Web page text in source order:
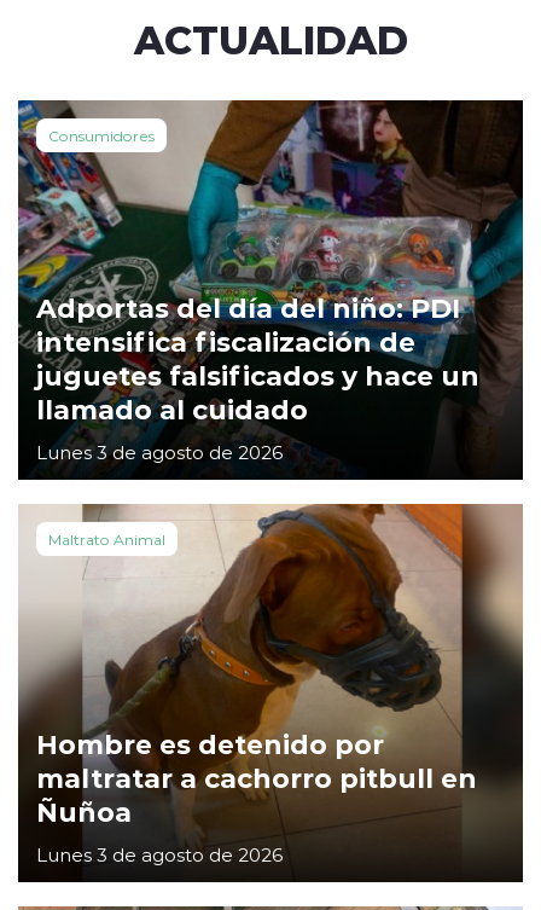
ACTUALIDAD
Consumidores
Adportas del día del niño: PDI
intensifica fiscalización de
juguetes falsificados y hace un
llamado al cuidado
Lunes 3 de agosto de 2026
Maltrato Animal
Hombre es detenido por
maltratar a cachorro pitbull en
Ñuñoa
Lunes 3 de agosto de 2026